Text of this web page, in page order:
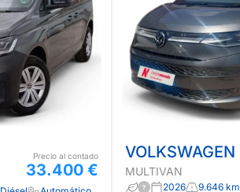
Precio al contado
33.400 €
VOLKSWAGEN
MULTIVAN
2026 9.646 km